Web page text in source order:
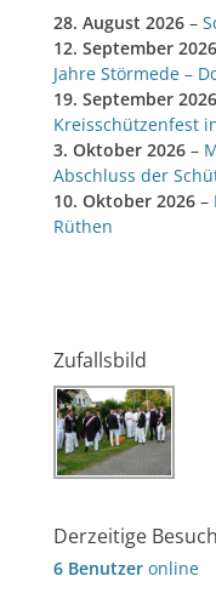
28. August 2026 –
12. September 2026
Jahre Störmede –
19. September 2026
Kreisschützenfest
3. Oktober 2026 –
Abschluss der
10. Oktober 2026 –
Rüthen
Zufallsbild
Derzeitige
6 Benutzer online